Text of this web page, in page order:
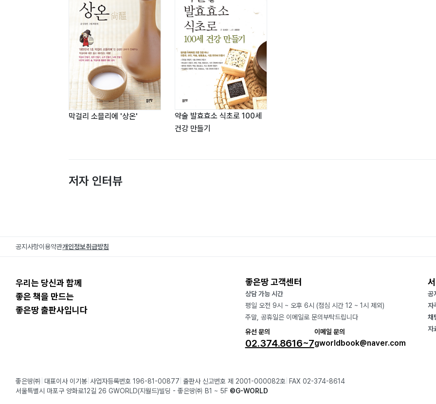
막걸리 소믈리에 '상온'
약술 발효효소 식초로 100세
건강 만들기
저자 인터뷰
공지사항이용약관개인정보취급방침
우리는 당신과 함께
좋은 책을 만드는
좋은땅 출판사입니다
좋은땅 고객센터
상담 가능 시간
평일 오전 9시 ~ 오후 6시 (점심 시간 12 ~ 1시 제외)
주말, 공휴일은 이메일로 문의부탁드립니다
유선 문의
02.374.8616~7
이메일 문의
gworldbook@naver.com
공
자
채
자
좋은땅㈜ 대표이사 이기봉 사업자등록번호 196-81-00877 출판사 신고번호 제 2001-000082호
FAX 02-374-8614
서울특별시 마포구 양화로12길 26 GWORLD(지월드)빌딩 - 좋은땅㈜ B1 ~ 5F ©G-WORLD